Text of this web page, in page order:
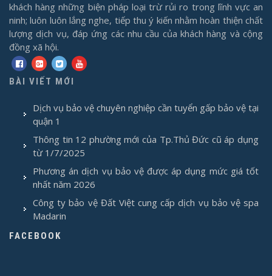
khách hàng những biện pháp loại trừ rủi ro trong lĩnh vực an
ninh; luôn luôn lắng nghe, tiếp thu ý kiến nhằm hoàn thiện chất
lượng dịch vụ, đáp ứng các nhu cầu của khách hàng và cộng
đồng xã hội.
BÀI VIẾT MỚI
Dịch vụ bảo vệ chuyên nghiệp cần tuyển gấp bảo vệ tại
quận 1
Thông tin 12 phường mới của Tp.Thủ Đức cũ áp dụng
từ 1/7/2025
Phương án dịch vụ bảo vệ được áp dụng mức giá tốt
nhất năm 2026
Công ty bảo vệ Đất Việt cung cấp dịch vụ bảo vệ spa
Madarin
FACEBOOK